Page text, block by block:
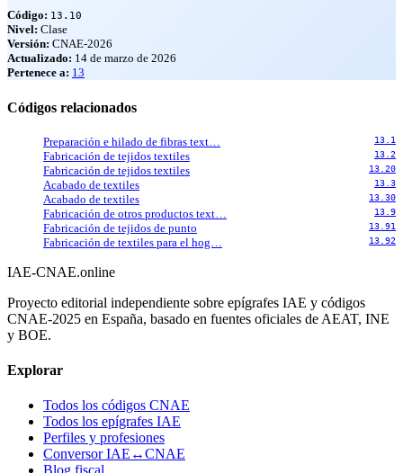
Código: 13.10
Nivel: Clase
Versión: CNAE-2026
Actualizado: 14 de marzo de 2026
Pertenece a: 13
Códigos relacionados
Preparación e hilado de fibras text… 13.1
Fabricación de tejidos textiles 13.2
Fabricación de tejidos textiles 13.20
Acabado de textiles 13.3
Acabado de textiles 13.30
Fabricación de otros productos text… 13.9
Fabricación de tejidos de punto 13.91
Fabricación de textiles para el hog… 13.92
IAE-CNAE.online
Proyecto editorial independiente sobre epígrafes IAE y códigos
CNAE-2025 en España, basado en fuentes oficiales de AEAT, INE
y BOE.
Explorar
Todos los códigos CNAE
Todos los epígrafes IAE
Perfiles y profesiones
Conversor IAE↔CNAE